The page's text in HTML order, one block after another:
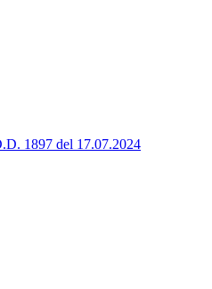
1897 del 17.07.2024